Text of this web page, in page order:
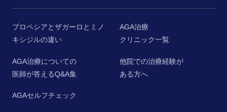
プロペシアとザガーロとミノ
キシジルの違い
AGA治療についての
医師が答えるQ&A集
AGAセルフチェック
AGA治療
クリニック一覧
他院での治療経験が
ある方へ